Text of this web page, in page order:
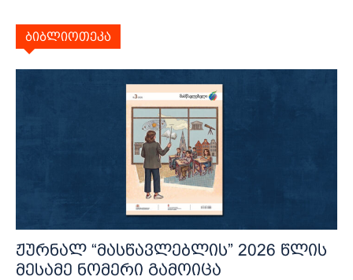
ბიბლიოთეკა
ჟურნალ “მასწავლებლის” 2026 წლის
მესამე ნომერი გამოიცა